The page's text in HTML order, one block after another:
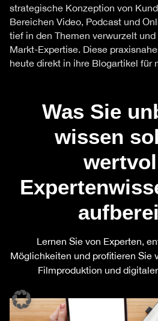
strategische Konzeption von
Bereichen Video, Podcast und
tief in den Themen verwurzelt
Markt-Expertise. Diese
heute direkt in ihre Blogartikel für
Was Sie
wissen
Lernen Sie von Experten,
Möglichkeiten und profitieren Sie
Filmproduktion und